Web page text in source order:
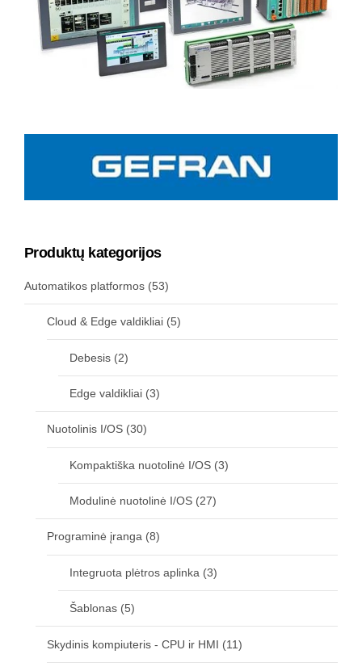
Produktų kategorijos
Automatikos platformos (53)
Cloud & Edge valdikliai (5)
Debesis (2)
Edge valdikliai (3)
Nuotolinis I/OS (30)
Kompaktiška nuotolinė I/OS (3)
Modulinė nuotolinė I/OS (27)
Programinė įranga (8)
Integruota plėtros aplinka (3)
Šablonas (5)
Skydinis kompiuteris - CPU ir HMI (11)